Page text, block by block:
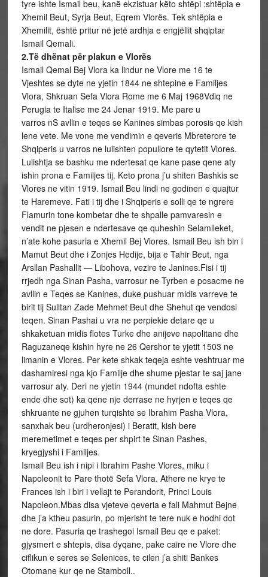
tyre ishte Ismail beu, kanë ekzistuar këto shtëpi :shtëpia e
Xhemil Beut, Syrja Beut, Eqrem Vlorës. Tek shtëpia e
Xhemilit, është pritur në jetë ardhja e engjëllit shqiptar
Ismail Qemali.
2.Të dhënat për plakun e Vlorës
Ismail Qemal Bej Vlora ka lindur ne Vlore me 16 te
Vjeshtes se dyte ne yjetin 1844 ne shtepine e Familjes
Vlora, Shkruan Sefa Vlora Rome me 6 Maj 1968Vdiq ne
Perugia te Italise me 24 Jenar 1919. Me pare u
varros nS avllin e teqes se Kanines simbas porosis qe kish
lene vete. Me vone me vendimin e qeveris Mbreterore te
Shqiperis u varros ne lulishten popullore te qytetit Vlores.
Lulishtja se bashku me ndertesat qe kane pase qene aty
ishin prona e Familjes tij. Keto prona j’u shiten Bashkis se
Vlores ne vitin 1919. Ismail Beu lindi ne godinen e quajtur
te Haremeve. Fati i tij dhe i Shqiperis e solli qe te ngrere
Flamurin tone kombetar dhe te shpalle pamvaresin e
vendit ne pjesen e ndertesave qe quheshin Selamlleket,
n’ate kohe pasuria e Xhemil Bej Vlores. Ismail Beu ish bin i
Mamut Beut dhe i Zonjes Hedije, bija e Tahir Beut, nga
Arsllan Pashallit — Libohova, vezire te Janines.Fisi i tij
rrjedh nga Sinan Pasha, varrosur ne Tyrben e posacme ne
avllin e Teqes se Kanines, duke pushuar midis varreve te
birit tij Sulltan Zade Mehmet Beut dhe Shehut qe vendosi
teqen. Sinan Pashai u vra ne perpiekie detare qe u
shkaketuan midis flotes Turke dhe anijeve napolitane dhe
Raguzaneqe kishin hyre ne 26 Qershor te yjetit 1503 ne
limanin e Vlores. Per kete shkak teqeja eshte veshtruar me
dashamiresi nga kjo Familje dhe shume pjestar te saj jane
varrosur aty. Deri ne yjetin 1944 (mundet ndofta eshte
ende dhe sot) ka qene nje derrase ne hyrjen e teqes qe
shkruante ne gjuhen turqishte se Ibrahim Pasha Vlora,
sanxhak beu (urdheronjesi) i Beratit, kish bere
meremetimet e teqes per shpirt te Sinan Pashes,
kryegjyshi i Familjes.
Ismail Beu ish i nipi i Ibrahim Pashe Vlores, miku i
Napoleonit te Pare thotë Sefa Vlora. Athere ne krye te
Frances ish i biri i vellajt te Perandorit, Princi Louis
Napoleon.Mbas disa vjeteve qeveria e fali Mahmut Bejne
dhe j’a ktheu pasurin, po mjerisht te tere nuk e hodhi dot
ne dore. Pasuria qe trashegoi Ismail Beu qe e paket:
gjysmert e shtepis, disa dyqane, pake caire ne Vlore dhe
ciflikun e seres se Selenices, te cilen j’a shiti Bankes
Otomane kur qe ne Stamboll..